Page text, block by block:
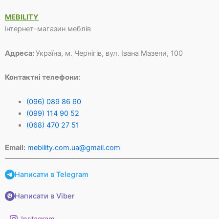
MEBILITY
інтернет-магазин меблів
Адреса:Україна, м. Чернігів, вул. Івана Мазепи, 100
Контактні телефони:
(096) 089 86 60
(099) 114 90 52
(068) 470 27 51
Email: mebility.com.ua@gmail.com
Написати в Telegram
Написати в Viber